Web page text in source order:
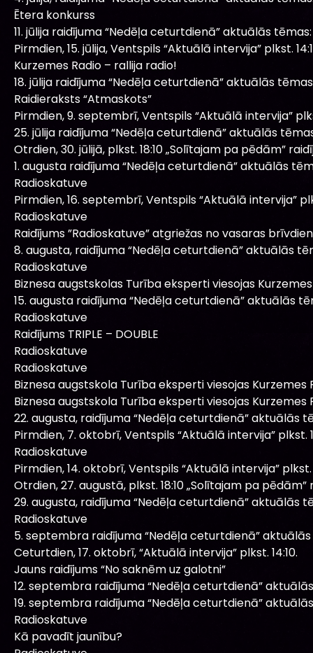
Ētera konkurss
11. jūlija raidījuma “Nedēļa ceturtdienā” aktuālās tēmas:
Pirmdien, 15. jūlija, Ventspils “Aktuālā intervija” plkst.
Kurzemes Radio – rallija radio!
18. jūlija raidījuma “Nedēļa ceturtdienā” aktuālās
Raidieraksts “Atmaskots”
Pirmdien, 9. septembrī, Ventspils “Aktuālā intervija”
25. jūlija raidījuma “Nedēļa ceturtdienā” aktuālās
Otrdien, 30. jūlijā, plkst. 18:10 „Solītajam pa pēdām”
1. augusta raidījuma “Nedēļa ceturtdienā” aktuālās
Radioskatuve
Pirmdien, 16. septembrī, Ventspils “Aktuālā intervija”
Radioskatuve
Raidījums ”Radioskatuve” atgriežas no vasaras
8. augusta, raidījuma “Nedēļa ceturtdienā” aktuālās
Radioskatuve
Biznesa augstskolas Turība eksperti viesojas
15. augusta raidījuma “Nedēļa ceturtdienā” aktuālās
Radioskatuve
Raidījums TRIPLE – DOUBLE
Radioskatuve
Radioskatuve
Biznesa augstskola Turība eksperti viesojas Kurzemes
Biznesa augstskola Turība eksperti viesojas Kurzemes
22. augusta, raidījuma “Nedēļa ceturtdienā” aktuālās
Pirmdien, 7. oktobrī, Ventspils “Aktuālā intervija” plkst.
Radioskatuve
Pirmdien, 14. oktobrī, Ventspils “Aktuālā intervija” plkst.
Otrdien, 27. augustā, plkst. 18:10 „Solītajam pa pēdām”
29. augusta, raidījuma “Nedēļa ceturtdienā” aktuālās
Radioskatuve
5. septembra raidījuma “Nedēļa ceturtdienā”
Ceturtdien, 17. oktobrī, “Aktuālā intervija” plkst. 14:10.
Jauns raidījums “No saknēm uz galotni”
12. septembra raidījuma “Nedēļa ceturtdienā”
19. septembra raidījuma “Nedēļa ceturtdienā”
Radioskatuve
Kā pavadīt jaunību?